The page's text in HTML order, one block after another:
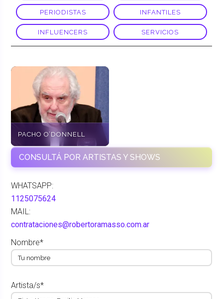
PERIODISTAS INFANTILES
INFLUENCERS SERVICIOS
PACHO O’DONNELL
CONSULTÁ POR ARTISTAS Y SHOWS
WHATSAPP:
1125075624
MAIL:
contrataciones@robertoramasso.com.ar
Nombre*
Artista/s*